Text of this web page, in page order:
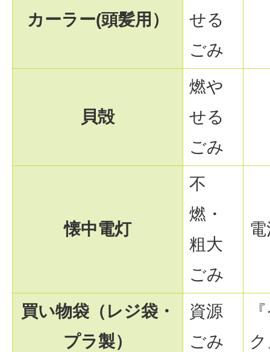
カーラー(頭髪用）
せる
ごみ
貝殻
燃や
せる
ごみ
懐中電灯
不
燃・
粗大
ごみ
買い物袋（レジ袋・
プラ製）
資源
ごみ